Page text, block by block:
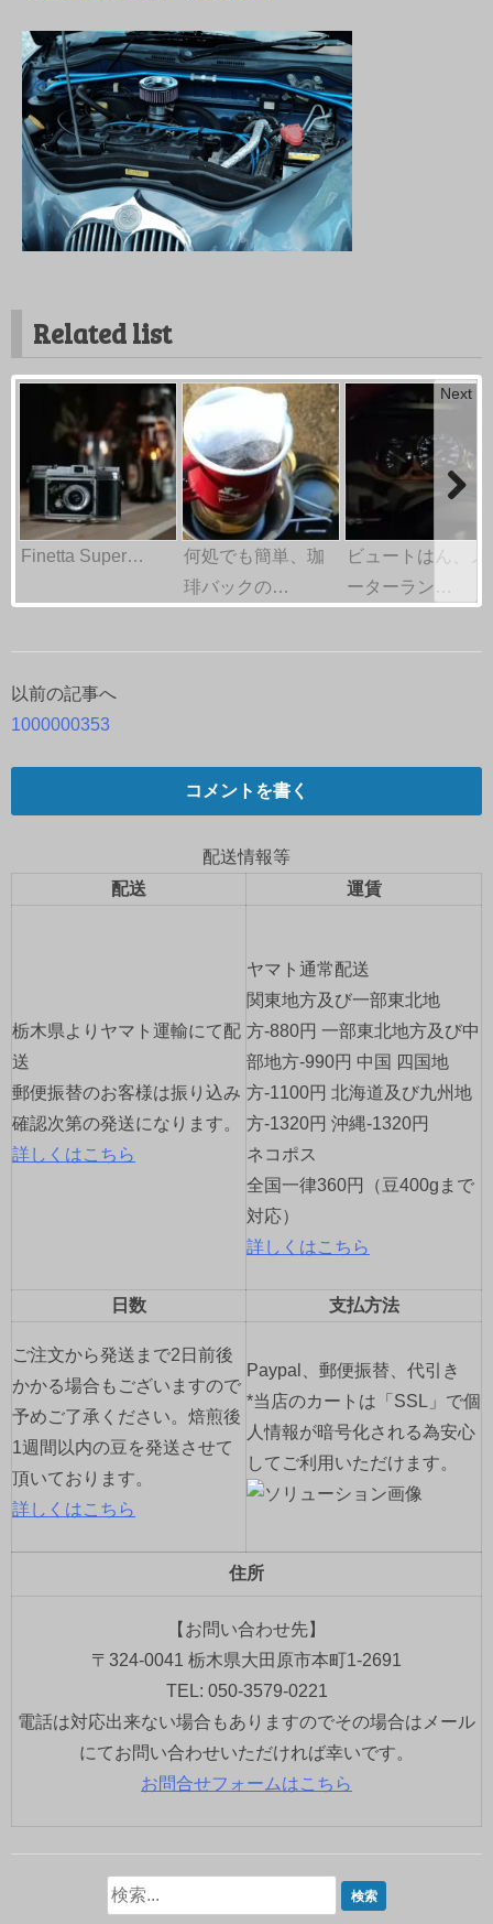
Related list
Finetta Super…
何処でも簡単、珈
琲バックの…
ビュートはん、メ
ーターラン…
Next
投
ョ
ン
以前の記事へ
1000000353
コメントを書く
配送情報等
配送
運賃
栃木県よりヤマト運輸にて配
送
郵便振替のお客様は振り込み
確認次第の発送になります。
詳しくはこちら
ヤマト通常配送
関東地方及び一部東北地
方-880円 一部東北地方及び中
部地方-990円 中国 四国地
方-1100円 北海道及び九州地
方-1320円 沖縄-1320円
ネコポス
全国一律360円（豆400gまで
対応）
詳しくはこちら
日数 支払方法
ご注文から発送まで2日前後
かかる場合もございますので
予めご了承ください。焙煎後
1週間以内の豆を発送させて
頂いております。
詳しくはこちら
Paypal、郵便振替、代引き
*当店のカートは「SSL」で個
人情報が暗号化される為安心
してご利用いただけます。
住所
【お問い合わせ先】
〒324-0041 栃木県大田原市本町1-2691
TEL: 050-3579-0221
電話は対応出来ない場合もありますのでその場合はメール
にてお問い合わせいただければ幸いです。
お問合せフォームはこちら